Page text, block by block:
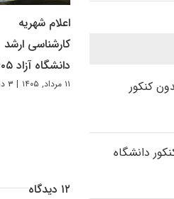
اعلام شهریه
کارشناسی ارشد
دانشگاه آزاد ۱۴۰۵
۱۱ مرداد, ۱۴۰۵ | ۳ دیدگاه
۱۲ دیدگاه
کنکور
دانشگاه